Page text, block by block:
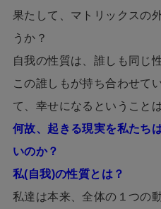
果たして、マトリックスの
うか？
自我の性質は、誰しも同じ
この誰しもが持ち合わせて
て、幸せになるということ
何故、起きる現実を私たち
いのか？
私(自我)の性質とは？
私達は本来、全体の１つの